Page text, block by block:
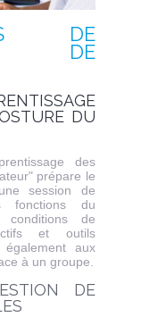
DE
DE
DU
des
prépare le
session de
fonctions du
conditions de
et outils
aux
à un groupe.
DE